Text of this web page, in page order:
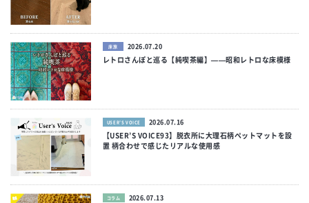
床旅 2026.07.20
レトロさんぽと巡る【純喫茶編】——昭和レトロな床模様
USER’S VOICE 2026.07.16
【USER’S VOICE93】脱衣所に大理石柄ペットマットを設
置 柄合わせで感じたリアルな使用感
コラム 2026.07.13